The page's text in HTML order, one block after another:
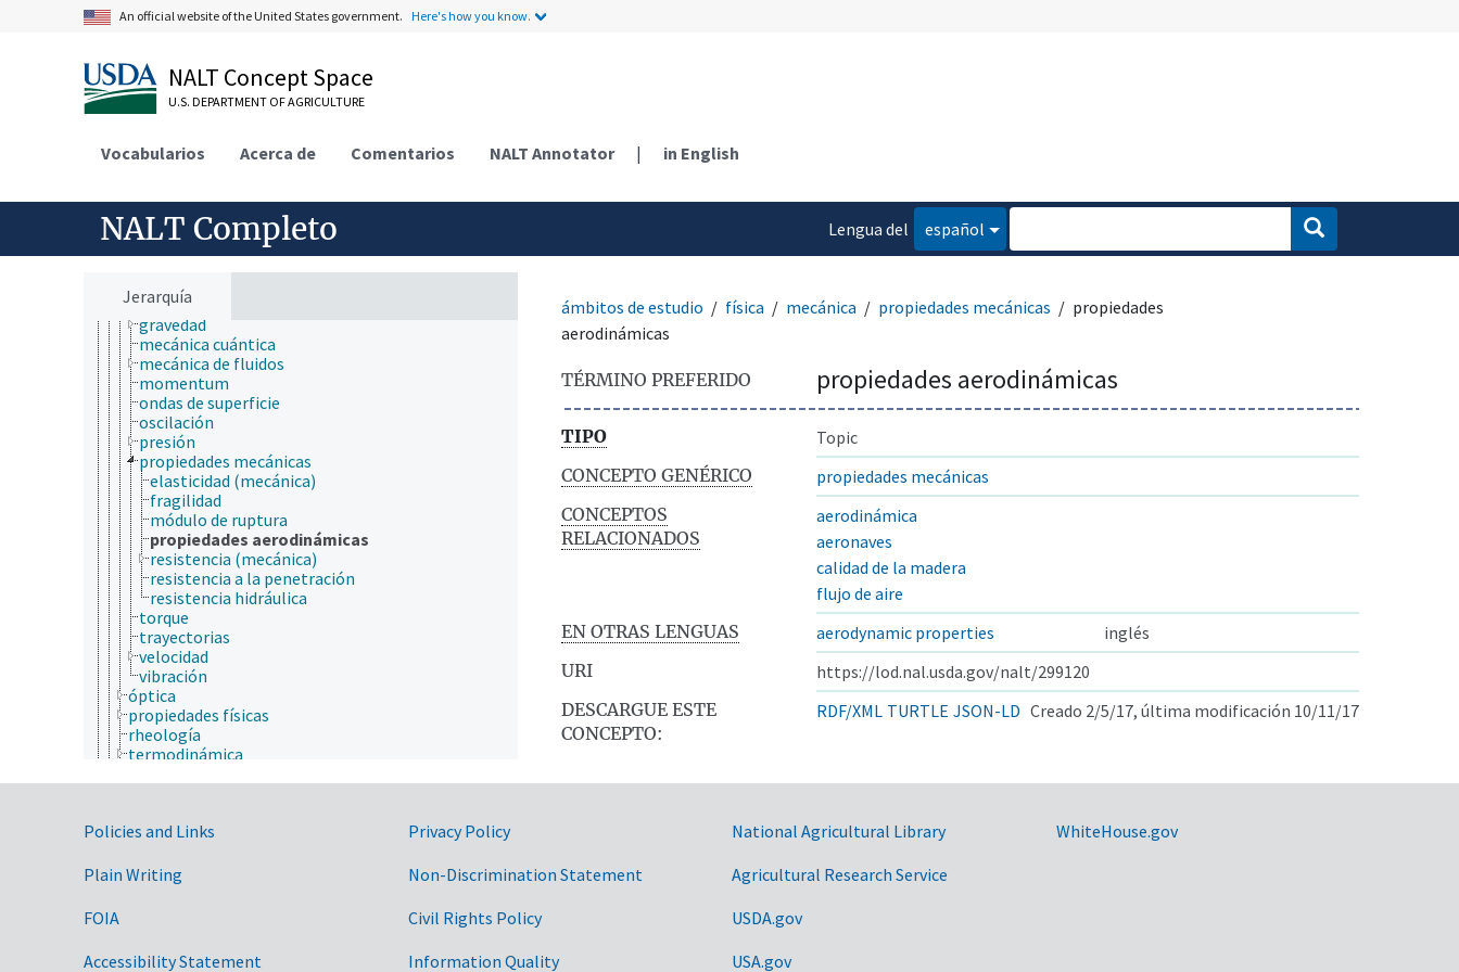
An official website of the United States government. Here's how you know.
NALT Concept Space
U.S. DEPARTMENT OF AGRICULTURE
Vocabularios Acerca de Comentarios NALT Annotator | in English
NALT Completo
Lengua del
español
Jerarquía
fenómenos físicos
física de partículas
fotónica
mecánica
biomecánica
dinámica
esfuerzo mecánico
estática
fricción
fuerzas
gravedad
mecánica cuántica
mecánica de fluidos
momentum
ondas de superficie
oscilación
presión
propiedades mecánicas
elasticidad (mecánica)
fragilidad
módulo de ruptura
propiedades aerodinámicas
resistencia (mecánica)
resistencia a la penetración
resistencia hidráulica
torque
trayectorias
velocidad
vibración
óptica
propiedades físicas
rheología
termodinámica
fisiopatología
genética
geografía
hidrología
ámbitos de estudio física mecánica propiedades mecánicas
propiedades
aerodinámicas
TÉRMINO PREFERIDO propiedades aerodinámicas
TIPO
Topic
CONCEPTO GENÉRICO
propiedades mecánicas
CONCEPTOS
RELACIONADOS
aerodinámica
aeronaves
calidad de la madera
flujo de aire
EN OTRAS LENGUAS
aerodynamic properties
inglés
URI
https://lod.nal.usda.gov/nalt/299120
DESCARGUE ESTE
CONCEPTO:
RDF/XML TURTLE JSON-LD Creado 2/5/17, última modificación 10/11/17
Government Links
Policies and Links
Plain Writing
FOIA
Accessibility Statement
Privacy Policy
Non-Discrimination Statement
Civil Rights Policy
Information Quality
National Agricultural Library
Agricultural Research Service
USDA.gov
USA.gov
WhiteHouse.gov